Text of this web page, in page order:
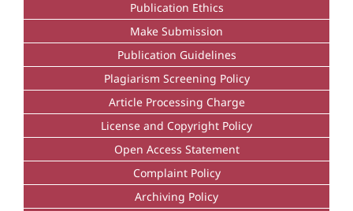
Publication Ethics
Make Submission
Publication Guidelines
Plagiarism Screening Policy
Article Processing Charge
License and Copyright Policy
Open Access Statement
Complaint Policy
Archiving Policy